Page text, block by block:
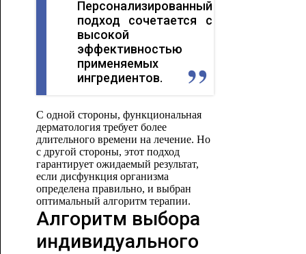
Персонализированный
подход сочетается с
высокой
эффективностью
применяемых
ингредиентов.
С одной стороны, функциональная
дерматология требует более
длительного времени на лечение. Но
с другой стороны, этот подход
гарантирует ожидаемый результат,
если дисфункция организма
определена правильно, и выбран
оптимальный алгоритм терапии.
Алгоритм выбора
индивидуального